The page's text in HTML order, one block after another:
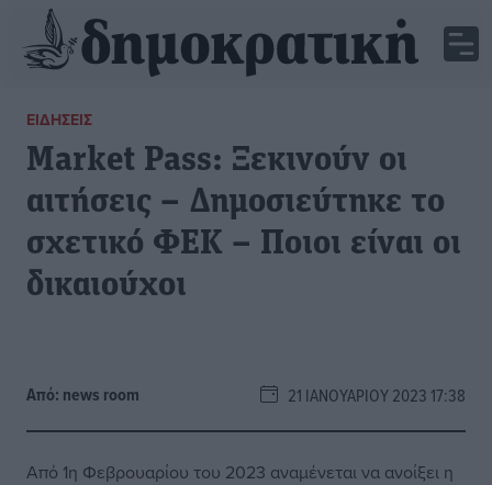
ΕΙΔΉΣΕΙΣ
Market Pass: Ξεκινούν οι
αιτήσεις – Δημοσιεύτηκε το
σχετικό ΦΕΚ – Ποιοι είναι οι
δικαιούχοι
Από: news room 21 ΙΑΝΟΥΑΡΊΟΥ 2023 17:38
Από 1η Φεβρουαρίου του 2023 αναμένεται να ανοίξει η